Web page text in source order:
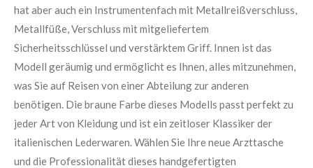
hat aber auch ein Instrumentenfach mit Metallreißverschluss,
Metallfüße, Verschluss mit mitgeliefertem
Sicherheitsschlüssel und verstärktem Griff. Innen ist das
Modell geräumig und ermöglicht es Ihnen, alles mitzunehmen,
was Sie auf Reisen von einer Abteilung zur anderen
benötigen. Die braune Farbe dieses Modells passt perfekt zu
jeder Art von Kleidung und ist ein zeitloser Klassiker der
italienischen Lederwaren. Wählen Sie Ihre neue Arzttasche
und die Professionalität dieses handgefertigten